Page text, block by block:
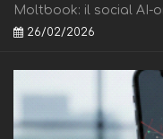
Moltbook: il social AI-
26/02/2026